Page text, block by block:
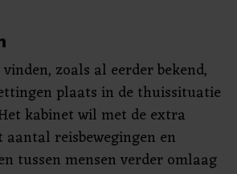
zoals al eerder bekend,
plaats in de thuissituatie
kabinet wil met de extra
reisbewegingen en
tussen mensen verder omlaag